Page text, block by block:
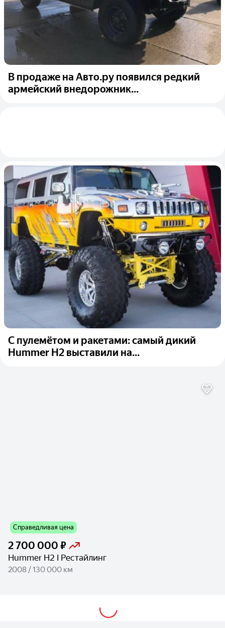
В продаже на Авто.ру появился редкий
армейский внедорожник...
С пулемётом и ракетами: самый дикий
Hummer H2 выставили на...
Справедливая цена
2 700 000 ₽
Hummer H2 I Рестайлинг
2008 / 130 000 км